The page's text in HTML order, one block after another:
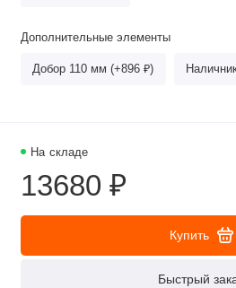
На складе
13680 ₽
Купить
Быстрый
Дополнительные элементы
Добор 110 мм (+896 ₽)